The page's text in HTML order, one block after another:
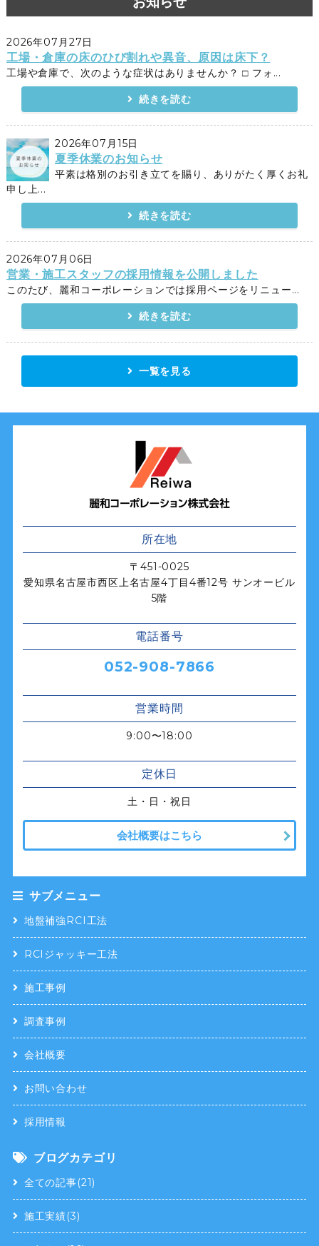
2026年07月27日
工場・倉庫の床のひび割れや異音、原因は床下？
工場や倉庫で、次のような症状はありませんか？ □ フォ...
続きを読む
2026年07月15日
夏季休業のお知らせ
平素は格別のお引き立てを賜り、ありがたく厚くお礼
申し上...
続きを読む
2026年07月06日
営業・施工スタッフの採用情報を公開しました
このたび、麗和コーポレーションでは採用ページをリニュー...
続きを読む
一覧を見る
所在地
〒451-0025
愛知県名古屋市西区上名古屋4丁目4番12号 サンオービル
5階
電話番号
052-908-7866
営業時間
9:00〜18:00
定休日
土・日・祝日
会社概要はこちら
サブメニュー
地盤補強RCI工法
RCIジャッキー工法
施工事例
調査事例
会社概要
お問い合わせ
採用情報
ブログカテゴリ
全ての記事(21)
施工実績(3)